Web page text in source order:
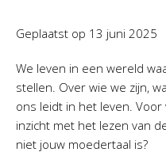
Geplaatst op 13 juni 2025
We leven in een wereld
stellen. Over wie we zijn,
ons leidt in het leven.
inzicht met het lezen van
niet jouw moedertaal is?